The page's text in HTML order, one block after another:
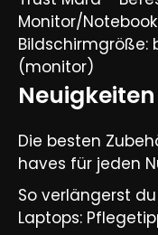
Monitor/
Bildschirmgröße:
(monitor)
Neuigkeiten
Die besten
haves für jeden
So verlängerst
Laptops: